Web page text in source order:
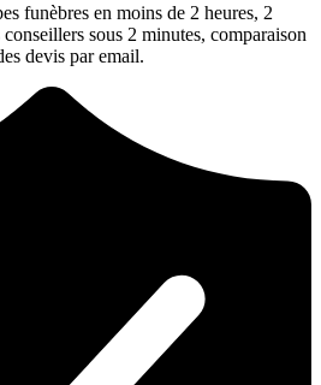
funèbres en moins de 2 heures, 2
sous 2 minutes, comparaison
devis par email.